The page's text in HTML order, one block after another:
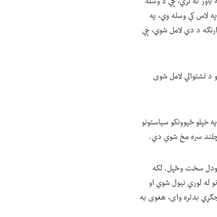
لاس کې وسله وي، په
د دې لامل شوې، چې
د نشتوالي لامل شوی
خپلو ځپوونکو سیاستونو
چلند سره مخ شوي دي.
سخت وځپل. لکه
له لوري نیول شوي او
بدتره وای، هغوی به